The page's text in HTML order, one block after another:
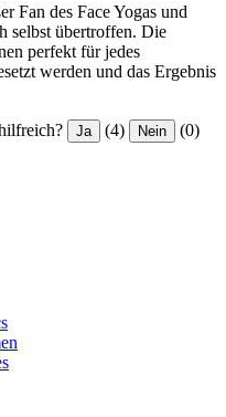
Fan des Face Yogas und
selbst übertroffen. Die
perfekt für jedes
werden und das Ergebnis
Ja (4) Nein (0)